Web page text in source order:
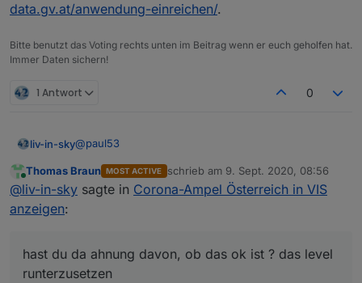
data.gv.at/anwendung-einreichen/.
Bitte benutzt das Voting rechts unten im Beitrag wenn er euch geholfen hat.
Immer Daten sichern!
1 Antwort 0
liv-in-sky@paul53
@jackblackson(ist kein problem der seite)
Online
Thomas Braun MOST ACTIVE schrieb am 9. Sept. 2020, 08:56
zuletzt editiert von
@liv-in-sky sagte in Corona-Ampel Österreich in VIS
anzeigen:
hast du da ahnung davon, ob das ok ist ? das level
runterzusetzen